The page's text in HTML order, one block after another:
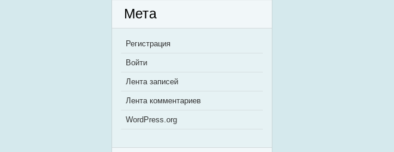
Мета
Регистрация
Войти
Лента записей
Лента комментариев
WordPress.org